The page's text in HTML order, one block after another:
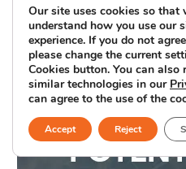
Our site uses cookies so that
understand how you use our
experience. If you do not
please change the current
Cookies button. You can also
similar technologies in our
can agree to the use of the
Accept Reject